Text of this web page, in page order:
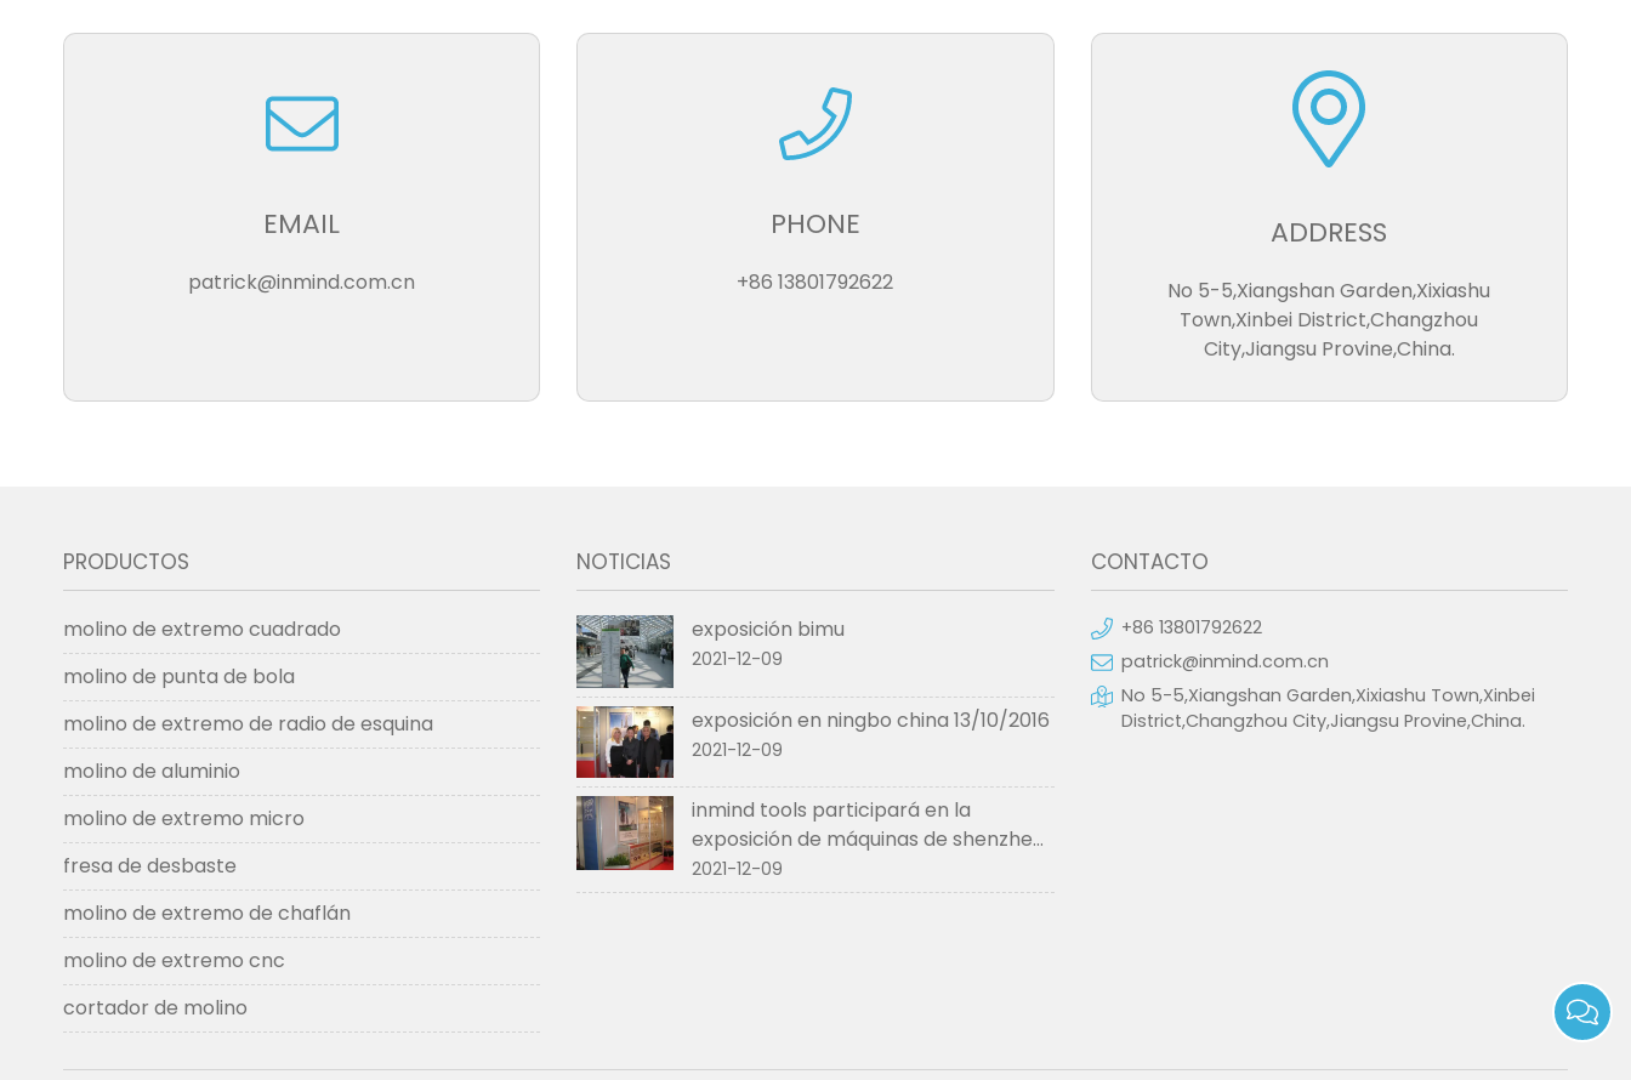
EMAIL
patrick@inmind.com.cn
PHONE
+86 13801792622
ADDRESS
No 5-5,Xiangshan Garden,Xixiashu
Town,Xinbei District,Changzhou
City,Jiangsu Provine,China.
PRODUCTOS
molino de extremo cuadrado
molino de punta de bola
molino de extremo de radio de esquina
molino de aluminio
molino de extremo micro
fresa de desbaste
molino de extremo de chaflán
molino de extremo cnc
cortador de molino
NOTICIAS
exposición bimu
2021-12-09
exposición en ningbo china 13/10/2016
2021-12-09
inmind tools participará en la
exposición de máquinas de shenzhen
en marzo de 2017.
2021-12-09
CONTACTO
+86 13801792622
patrick@inmind.com.cn
No 5-5,Xiangshan Garden,Xixiashu Town,Xinbei
District,Changzhou City,Jiangsu Provine,China.